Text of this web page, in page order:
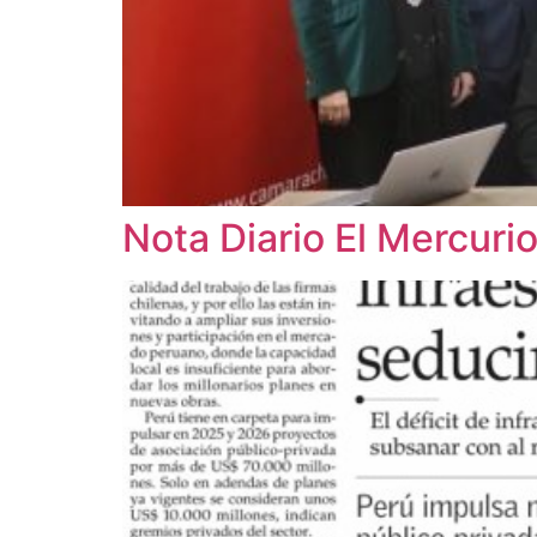
Nota Diario El Mercurio